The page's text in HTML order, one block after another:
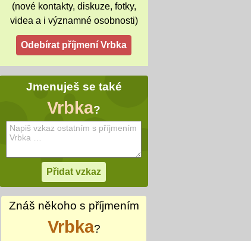
(nové kontakty, diskuze, fotky,
videa a i významné osobnosti)
Jmenuješ se také
Vrbka?
Znáš někoho s příjmením
Vrbka?